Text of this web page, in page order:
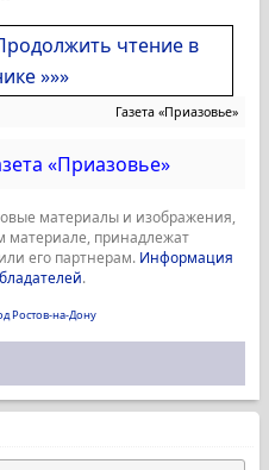
чтение в
»»»
Газета «Приазовье»
«Приазовье»
материалы и изображения,
материале, принадлежат
его партнерам. Информация
.
Ростов-на-Дону